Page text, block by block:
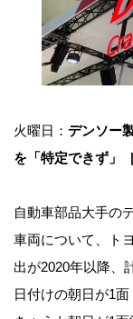
火曜日： デンソー
を「特定できず」
自動車部品大手の
車両について、ト
出が2020年以降、
日付けの朝日が1